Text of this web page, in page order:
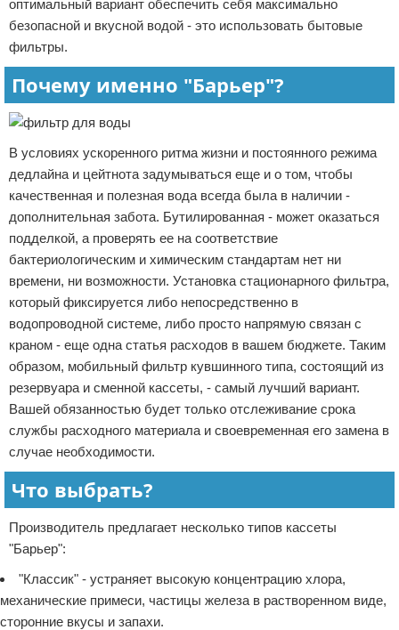
оптимальный вариант обеспечить себя максимально
безопасной и вкусной водой - это использовать бытовые
фильтры.
Почему именно "Барьер"?
В условиях ускоренного ритма жизни и постоянного режима
дедлайна и цейтнота задумываться еще и о том, чтобы
качественная и полезная вода всегда была в наличии -
дополнительная забота. Бутилированная - может оказаться
подделкой, а проверять ее на соответствие
бактериологическим и химическим стандартам нет ни
времени, ни возможности. Установка стационарного фильтра,
который фиксируется либо непосредственно в
водопроводной системе, либо просто напрямую связан с
краном - еще одна статья расходов в вашем бюджете. Таким
образом, мобильный фильтр кувшинного типа, состоящий из
резервуара и сменной кассеты, - самый лучший вариант.
Вашей обязанностью будет только отслеживание срока
службы расходного материала и своевременная его замена в
случае необходимости.
Что выбрать?
Производитель предлагает несколько типов кассеты
"Барьер":
"Классик" - устраняет высокую концентрацию хлора,
механические примеси, частицы железа в растворенном виде,
сторонние вкусы и запахи.